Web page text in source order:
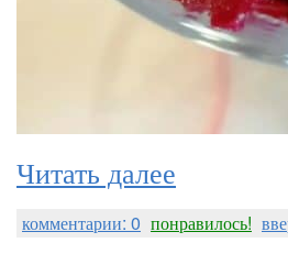
Читать далее
комментарии: 0 понравилось!